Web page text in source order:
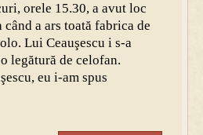
orele 15.30, a avut loc
a ars toată fabrica de
Lui Ceauşescu i s-a
legătură de celofan.
eu i-am spus